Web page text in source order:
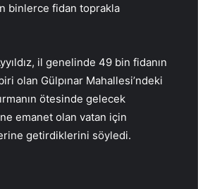
binlerce fidan toprakla
il genelinde 49 bin fidanın
olan Gülpınar Mahallesi’ndeki
ötesinde gelecek
emanet olan vatan için
getirdiklerini söyledi.